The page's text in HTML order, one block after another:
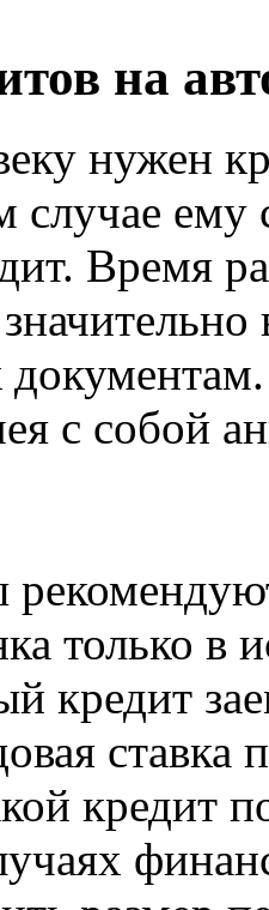
на
нужен
случае ему
Время
с собой
только в
кредит
кредит